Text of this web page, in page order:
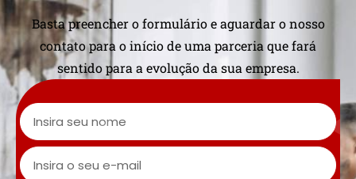
Basta preencher o formulário e aguardar o nosso
contato para o início de uma parceria que fará
sentido para a evolução da sua empresa.